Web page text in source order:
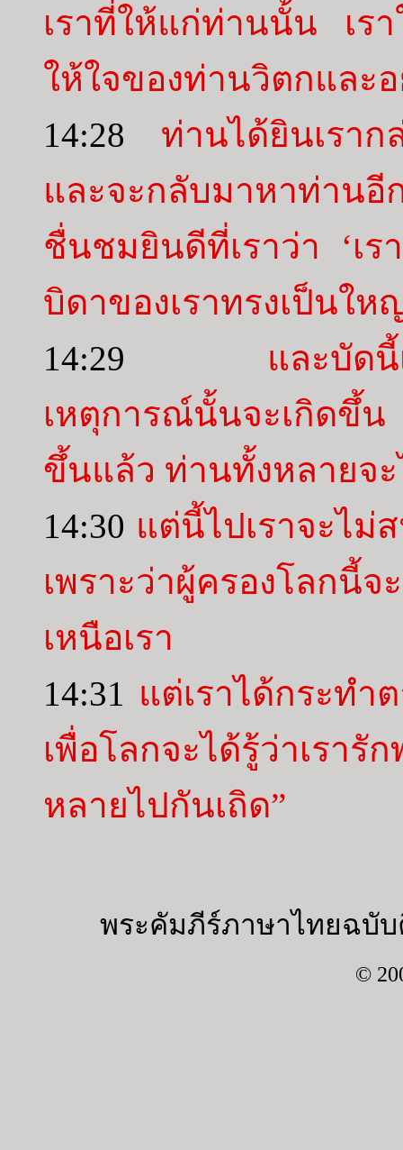
เราที่ให้แก่ท่านนั้น เร
ให้ใจของท่านวิตกและ
14:28 ท่านได้ยินเรา
และจะกลับมาหาท่าน
ชื่นชมยินดีที่เราว่า ‘เร
บิดาของเราทรงเป็นให
14:29 และบัด
เหตุการณ์นั้นจะเกิดขึ้
ขึ้นแล้ว ท่านทั้งหลายจะ
14:30 แต่นี้ไปเราจะไ
เพราะว่าผู้ครองโลกนี้
เหนือเรา
14:31 แต่เราได้กระทำ
เพื่อโลกจะได้รู้ว่าเรา
หลายไปกันเถิด”
พระคัมภีร์ภาษาไทยฉบับ
©